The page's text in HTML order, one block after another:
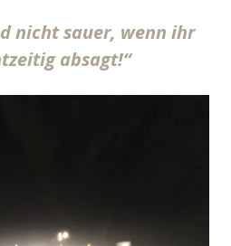
nicht sauer, wenn ihr
absagt!“